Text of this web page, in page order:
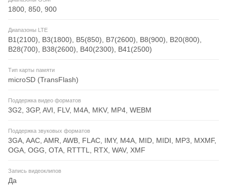
1800, 850, 900
Диапазоны LTE
B1(2100), B3(1800), B5(850), B7(2600), B8(900), B20(800),
B28(700), B38(2600), B40(2300), B41(2500)
Тип карты памяти
microSD (TransFlash)
Поддержка видео форматов
3G2, 3GP, AVI, FLV, M4A, MKV, MP4, WEBM
Поддержка звуковых форматов
3GA, AAC, AMR, AWB, FLAC, IMY, M4A, MID, MIDI, MP3, MXMF,
OGA, OGG, OTA, RTTTL, RTX, WAV, XMF
Запись видеоклипов
Да